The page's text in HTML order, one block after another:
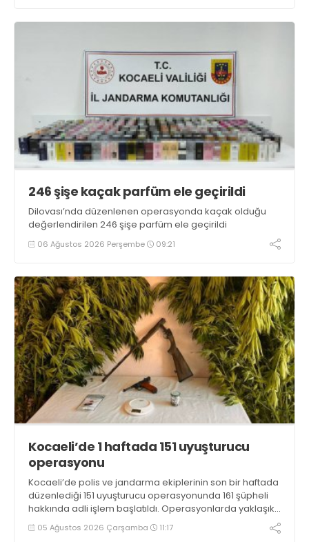
246 şişe kaçak parfüm ele geçirildi
Dilovası’nda düzenlenen operasyonda kaçak olduğu
değerlendirilen 246 şişe parfüm ele geçirildi
06 Ağustos 2026 Perşembe 09:21
Kocaeli’de 1 haftada 151 uyuşturucu
operasyonu
Kocaeli’de polis ve jandarma ekiplerinin son bir haftada
düzenlediği 151 uyuşturucu operasyonunda 161 şüpheli
hakkında adli işlem başlatıldı. Operasyonlarda yaklaşık
2 kilogram uyuşturucu madde ile 121 kök kenevir bitkisi
ele geçirilirken, 9 şüpheli tutuklandı
05 Ağustos 2026 Çarşamba 11:17